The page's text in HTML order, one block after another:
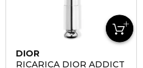
DIOR
RICARICA DIOR ADDICT